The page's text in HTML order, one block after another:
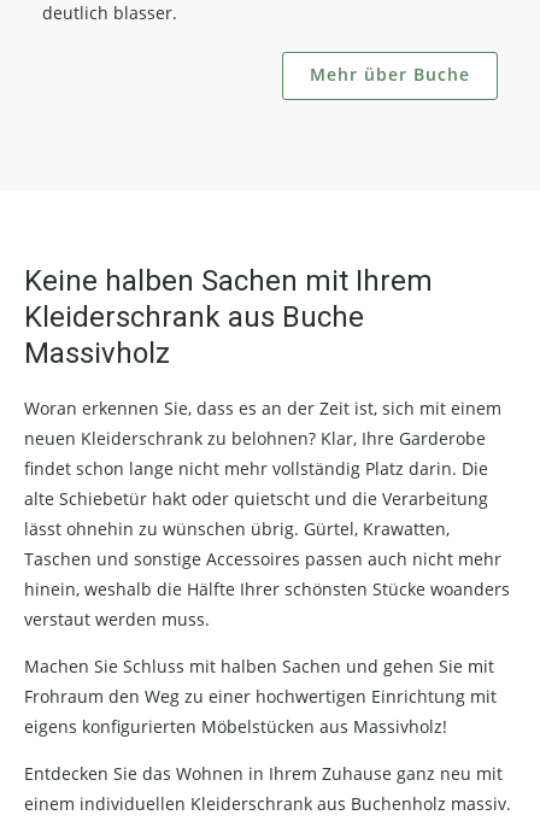
deutlich blasser.
Mehr über Buche
Keine halben Sachen mit Ihrem
Kleiderschrank aus Buche
Massivholz
Woran erkennen Sie, dass es an der Zeit ist, sich mit einem
neuen Kleiderschrank zu belohnen? Klar, Ihre Garderobe
findet schon lange nicht mehr vollständig Platz darin. Die
alte Schiebetür hakt oder quietscht und die Verarbeitung
lässt ohnehin zu wünschen übrig. Gürtel, Krawatten,
Taschen und sonstige Accessoires passen auch nicht mehr
hinein, weshalb die Hälfte Ihrer schönsten Stücke woanders
verstaut werden muss.
Machen Sie Schluss mit halben Sachen und gehen Sie mit
Frohraum den Weg zu einer hochwertigen Einrichtung mit
eigens konfigurierten Möbelstücken aus Massivholz!
Entdecken Sie das Wohnen in Ihrem Zuhause ganz neu mit
einem individuellen Kleiderschrank aus Buchenholz massiv.